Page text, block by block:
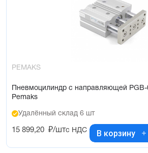
PEMAKS
Пневмоцилиндр с направляющей
Pemaks
Удалённый склад 6 шт
15 899,20 ₽/штс НДС В корзину